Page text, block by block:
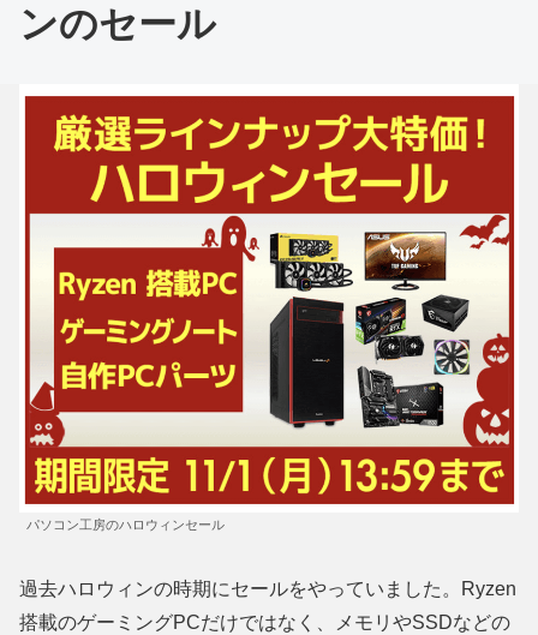
ンのセール
パソコン工房のハロウィンセール
過去ハロウィンの時期にセールをやっていました。Ryzen
搭載のゲーミングPCだけではなく、メモリやSSDなどの